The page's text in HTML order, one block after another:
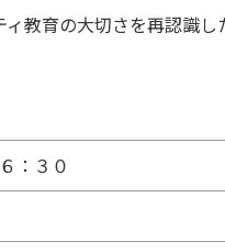
教育の大切さを再認識
：３０